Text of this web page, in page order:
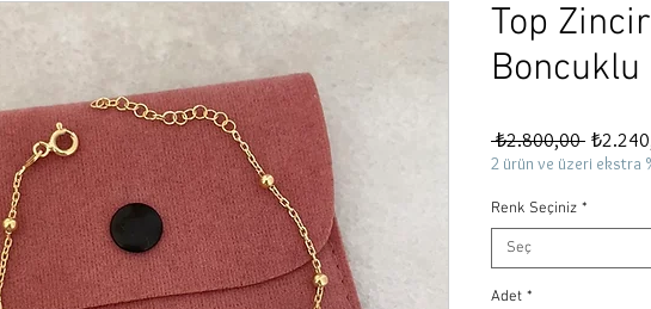
Top
₺2.800,00 Normal
Fiyat
2 ürün ve üzeri ekstra
Renk Seçiniz *
Seç
Adet *